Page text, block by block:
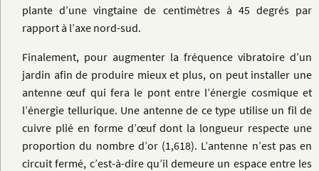
plante d’une vingtaine de centimètres à 45 degrés par
rapport à l’axe nord-sud.
Finalement, pour augmenter la fréquence vibratoire d’un
jardin afin de produire mieux et plus, on peut installer une
antenne œuf qui fera le pont entre l’énergie cosmique et
l’énergie tellurique. Une antenne de ce type utilise un fil de
cuivre plié en forme d’œuf dont la longueur respecte une
proportion du nombre d’or (1,618). L’antenne n’est pas en
circuit fermé, c’est-à-dire qu’il demeure un espace entre les